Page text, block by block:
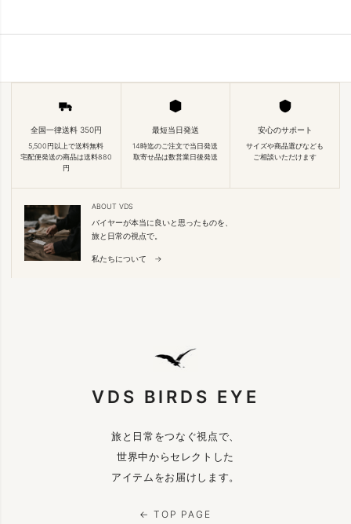
全国一律送料 350円
5,500円以上で送料無料
宅配便発送の商品は送料880
円
最短当日発送
14時迄のご注文で当日発送
取寄せ品は数営業日後発送
安心のサポート
サイズや商品選びなども
ご相談いただけます
ABOUT VDS
バイヤーが本当に良いと思ったものを、
旅と日常の視点で。
私たちについて →
VDS BIRDS EYE
旅と日常をつなぐ視点で、
世界中からセレクトした
アイテムをお届けします。
← TOP PAGE